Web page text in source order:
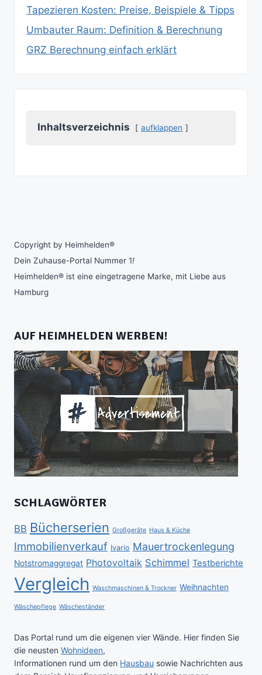
Tapezieren Kosten: Preise, Beispiele & Tipps
Umbauter Raum: Definition & Berechnung
GRZ Berechnung einfach erklärt
Inhaltsverzeichnis aufklappen
Copyright by Heimhelden®
Dein Zuhause-Portal Nummer 1!
Heimhelden® ist eine eingetragene Marke, mit Liebe aus
Hamburg
AUF HEIMHELDEN WERBEN!
SCHLAGWÖRTER
BB Bücherserien Großgeräte Haus & Küche
Immobilienverkauf Ivario Mauertrockenlegung
Notstromaggregat Photovoltaik Schimmel Testberichte
Vergleich Waschmaschinen & Trockner Weihnachten
Wäschepflege Wäscheständer
Das Portal rund um die eigenen vier Wände. Hier finden Sie
die neusten Wohnideen,
Informationen rund um den Hausbau sowie Nachrichten aus